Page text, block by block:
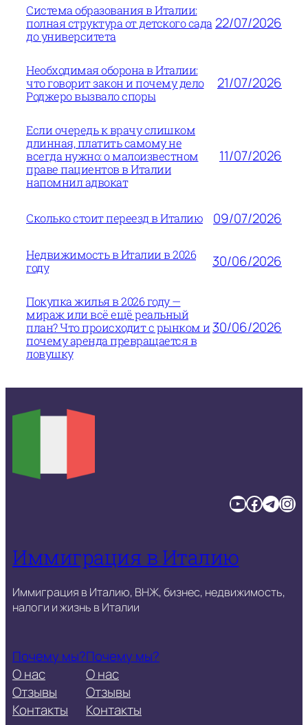
Система образования в Италии:
полная структура от детского сада
до университета
22/07/2026
Необходимая оборона в Италии:
что говорит закон и почему дело
Роджеро вызвало споры
21/07/2026
Если очередь к врачу слишком
длинная, платить самому не
всегда нужно: о малоизвестном
праве пациентов в Италии
напомнил адвокат
11/07/2026
Сколько стоит переезд в Италию 09/07/2026
Недвижимость в Италии в 2026
году
30/06/2026
Покупка жилья в 2026 году —
мираж или всё ещё реальный
план? Что происходит с рынком и
почему аренда превращается в
ловушку
30/06/2026
YouTube Facebook TelegramInstagram
Иммиграция в Италию
Иммиграция в Италию, ВНЖ, бизнес, недвижимость,
налоги и жизнь в Италии
Почему мы?
О нас
Отзывы
Контакты
Почему мы?
О нас
Отзывы
Контакты